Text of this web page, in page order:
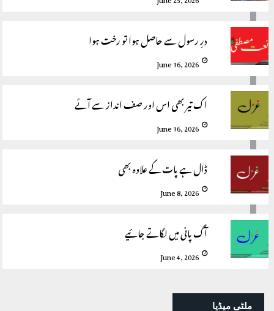
درِ رسول سے حاصل ہوا تو رخت ہوا
June 16, 2026
اک تیر بھی اس اور صف انداز سے آئے
June 16, 2026
ڈال ہے پات کے علاوہ بھی
June 8, 2026
آگ پانی میں لگاتے جائیے
June 4, 2026
ملٹی میڈیا